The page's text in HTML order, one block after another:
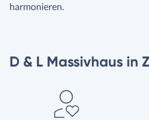
harmonieren.
D & L Massivhaus in